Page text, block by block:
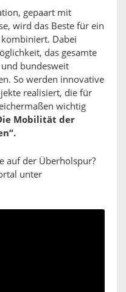
gepaart mit
wird das Beste für ein
kombiniert. Dabei
das gesamte
bundesweit
So werden innovative
realisiert, die für
wichtig
Mobilität der
auf der Überholspur?
unter